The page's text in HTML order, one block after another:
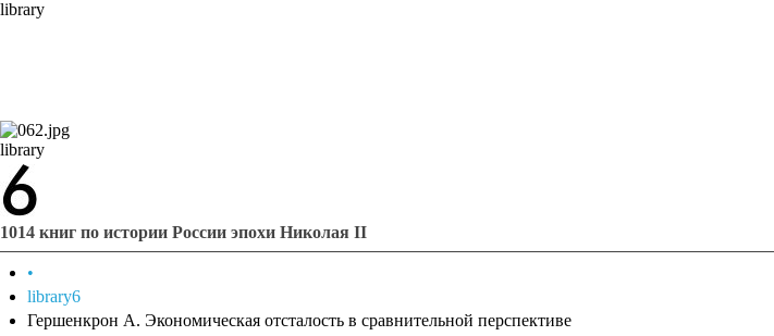
library
library
1014 книг по истории России эпохи Николая II
•
library6
Гершенкрон А. Экономическая отсталость в сравнительной перспективе